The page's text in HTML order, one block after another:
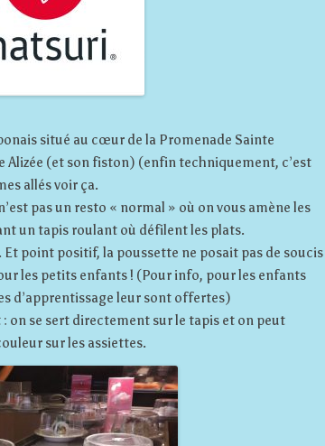
situé au cœur de la Promenade Sainte
Alizée (et son fiston) (enfin techniquement, c’est
allés voir ça.
pas un resto « normal » où on vous amène les
un tapis roulant où défilent les plats.
point positif, la poussette ne posait pas de soucis
les petits enfants ! (Pour info, pour les enfants
d’apprentissage leur sont offertes)
on se sert directement sur le tapis et on peut
sur les assiettes.